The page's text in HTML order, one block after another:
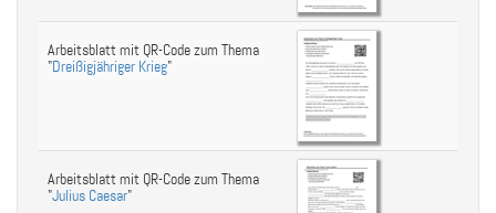
Arbeitsblatt mit QR-Code zum Thema
"Dreißigjähriger Krieg"
Arbeitsblatt mit QR-Code zum Thema
"Julius Caesar"